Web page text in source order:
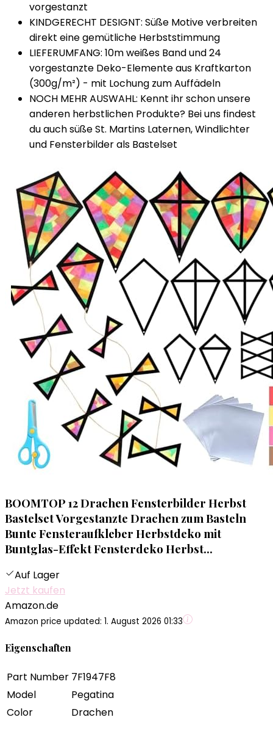
vorgestanzt
KINDGERECHT DESIGNT: Süße Motive verbreiten
direkt eine gemütliche Herbststimmung
LIEFERUMFANG: 10m weißes Band und 24
vorgestanzte Deko-Elemente aus Kraftkarton
(300g/m²) - mit Lochung zum Auffädeln
NOCH MEHR AUSWAHL: Kennt ihr schon unsere
anderen herbstlichen Produkte? Bei uns findest
du auch süße St. Martins Laternen, Windlichter
und Fensterbilder als Bastelset
BOOMTOP 12 Drachen Fensterbilder Herbst
Bastelset Vorgestanzte Drachen zum Basteln
Bunte Fensteraufkleber Herbstdeko mit
Buntglas-Effekt Fensterdeko Herbst...
Auf Lager
Jetzt kaufen
Amazon.de
Amazon price updated: 1. August 2026 01:33
Eigenschaften
Part Number 7F1947F8
Model
Pegatina
Color
Drachen